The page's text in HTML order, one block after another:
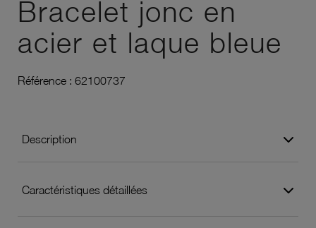
Bracelet jonc en
acier et laque bleue
Référence : 62100737
Description
Caractéristiques détaillées